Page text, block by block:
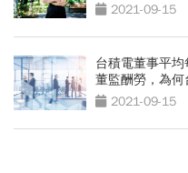
2021-09-15
台積電董事平
董監酬勞，為何
2021-09-15